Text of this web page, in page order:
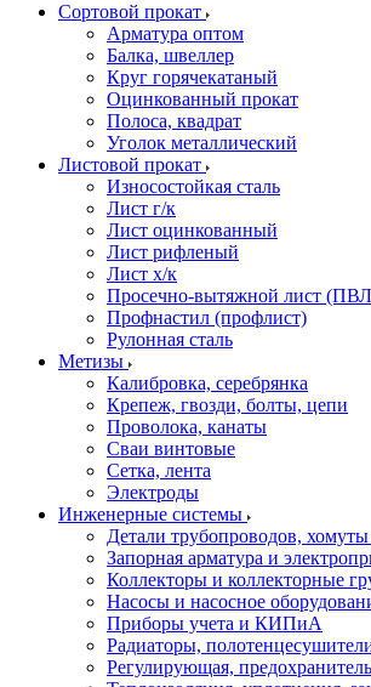
Сортовой прокат
Арматура оптом
Балка, швеллер
Круг горячекатаный
Оцинкованный прокат
Полоса, квадрат
Уголок металлический
Листовой прокат
Износостойкая сталь
Лист г/к
Лист оцинкованный
Лист рифленый
Лист х/к
Просечно-вытяжной лист
Профнастил (профлист)
Рулонная сталь
Метизы
Калибровка, серебрянка
Крепеж, гвозди, болты, цепи
Проволока, канаты
Сваи винтовые
Сетка, лента
Электроды
Инженерные системы
Детали трубопроводов,
Запорная арматура и
Коллекторы и коллекторные
Насосы и насосное
Приборы учета и КИПиА
Радиаторы,
Регулирующая,